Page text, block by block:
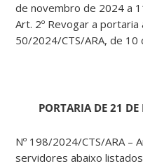
de novembro de 2024 a
Art. 2º Revogar a portaria
50/2024/CTS/ARA, de 10
PORTARIA DE 21
Nº 198/2024/CTS/ARA –
servidores abaixo